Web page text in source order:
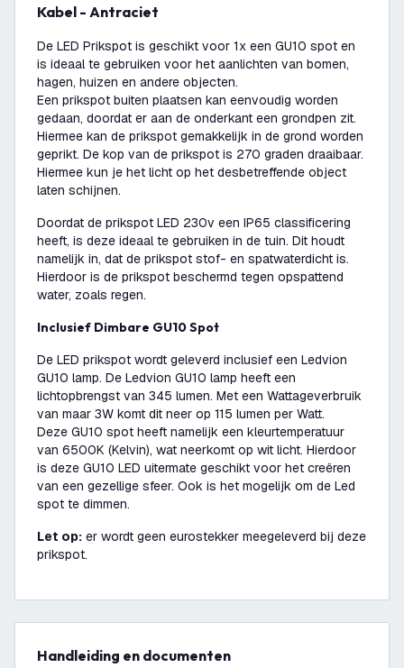
Kabel - Antraciet
De LED Prikspot is geschikt voor 1x een GU10 spot en
is ideaal te gebruiken voor het aanlichten van bomen,
hagen, huizen en andere objecten.
Een prikspot buiten plaatsen kan eenvoudig worden
gedaan, doordat er aan de onderkant een grondpen zit.
Hiermee kan de prikspot gemakkelijk in de grond worden
geprikt. De kop van de prikspot is 270 graden draaibaar.
Hiermee kun je het licht op het desbetreffende object
laten schijnen.
Doordat de prikspot LED 230v een IP65 classificering
heeft, is deze ideaal te gebruiken in de tuin. Dit houdt
namelijk in, dat de prikspot stof- en spatwaterdicht is.
Hierdoor is de prikspot beschermd tegen opspattend
water, zoals regen.
Inclusief Dimbare GU10 Spot
De LED prikspot wordt geleverd inclusief een Ledvion
GU10 lamp. De Ledvion GU10 lamp heeft een
lichtopbrengst van 345 lumen. Met een Wattageverbruik
van maar 3W komt dit neer op 115 lumen per Watt.
Deze GU10 spot heeft namelijk een kleurtemperatuur
van 6500K (Kelvin), wat neerkomt op wit licht. Hierdoor
is deze GU10 LED uitermate geschikt voor het creëren
van een gezellige sfeer. Ook is het mogelijk om de Led
spot te dimmen.
Let op: er wordt geen eurostekker meegeleverd bij deze
prikspot.
Handleiding en documenten